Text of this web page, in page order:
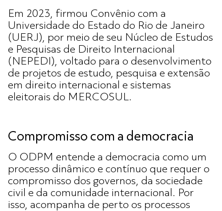
Em 2023, firmou Convênio com a
Universidade do Estado do Rio de Janeiro
(UERJ), por meio de seu Núcleo de Estudos
e Pesquisas de Direito Internacional
(NEPEDI), voltado para o desenvolvimento
de projetos de estudo, pesquisa e extensão
em direito internacional e sistemas
eleitorais do MERCOSUL.
Compromisso com a democracia
O ODPM entende a democracia como um
processo dinâmico e contínuo que requer o
compromisso dos governos, da sociedade
civil e da comunidade internacional. Por
isso, acompanha de perto os processos